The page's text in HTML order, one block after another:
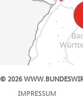
© 2026
IMPRESSUM